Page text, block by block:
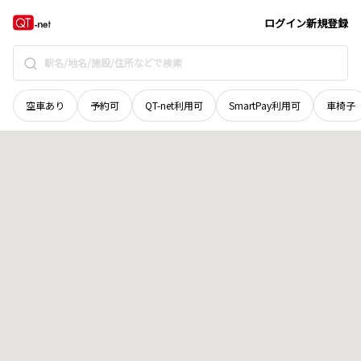
ログイン新規登録
空車あり 予約可 QT-net利用可 SmartPay利用可 車椅子
奈良県